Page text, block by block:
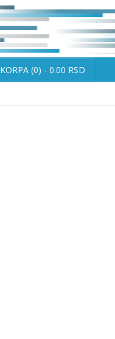
KORPA (0) - 0.00 RSD